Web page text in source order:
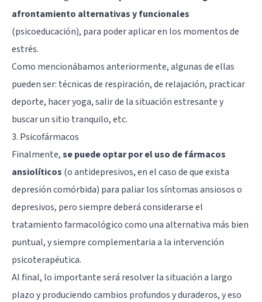
afrontamiento alternativas y funcionales
(psicoeducación), para poder aplicar en los momentos de
estrés.
Como mencionábamos anteriormente, algunas de ellas
pueden ser: técnicas de respiración, de relajación, practicar
deporte, hacer yoga, salir de la situación estresante y
buscar un sitio tranquilo, etc.
3. Psicofármacos
Finalmente,se puede optar por el uso de fármacos
ansiolíticos (o antidepresivos, en el caso de que exista
depresión comórbida) para paliar los síntomas ansiosos o
depresivos, pero siempre deberá considerarse el
tratamiento farmacológico como una alternativa más bien
puntual, y siempre complementaria a la intervención
psicoterapéutica.
Al final, lo importante será resolver la situación a largo
plazo y produciendo cambios profundos y duraderos, y eso